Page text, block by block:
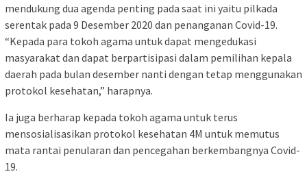
mendukung dua agenda penting pada saat ini yaitu pilkada
serentak pada 9 Desember 2020 dan penanganan Covid-19.
“Kepada para tokoh agama untuk dapat mengedukasi
masyarakat dan dapat berpartisipasi dalam pemilihan kepala
daerah pada bulan desember nanti dengan tetap menggunakan
protokol kesehatan,” harapnya.
Ia juga berharap kepada tokoh agama untuk terus
mensosialisasikan protokol kesehatan 4M untuk memutus
mata rantai penularan dan pencegahan berkembangnya Covid-
19.